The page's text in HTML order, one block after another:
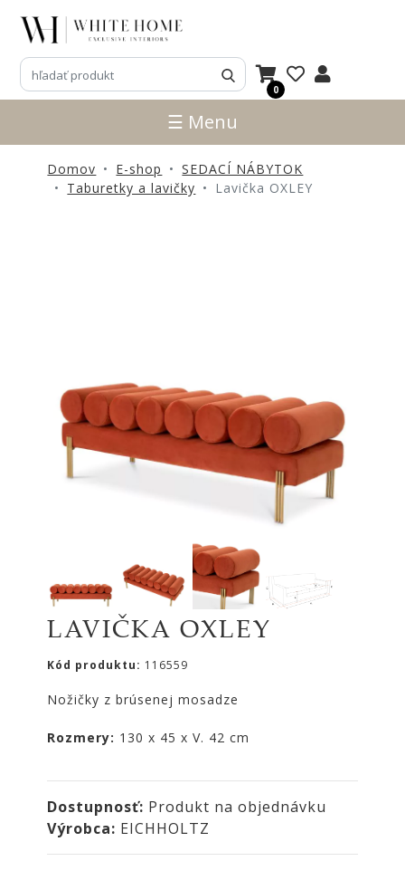
0
3D
NÁVRHY
NOVINKY
PRODUKTY
SKRINKY
KOMODY
KOBERCE
ZRKADLÁ
DOPLNKY
VÔNE
SVIEČKY
CÔTE
NOIRE
☰ Menu
Domov E-shop
SEDACÍ NÁBYTOK
Taburetky a lavičky
Lavička OXLEY
LAVIČKA OXLEY
Kód produktu: 116559
Nožičky z brúsenej mosadze
Rozmery: 130 x 45 x V. 42 cm
Dostupnosť: Produkt na objednávku
Výrobca: EICHHOLTZ